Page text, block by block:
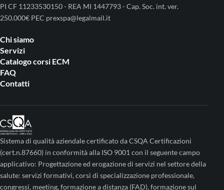
PI CF 11233530150 - REA MI 1447793 - Cap. Soc. int. ver.
250.000€ PEC prexspa@legalmail.it
Chi siamo
Servizi
Catalogo corsi ECM
FAQ
Contatti
Sistema di qualità aziendale certificato da CSQA Certificazioni
(cert.n.87660) in conformità alla ISO 9001 con il seguente campo
applicativo: Progettazione ed erogazione di servizi nel settore della
salute: servizi formativi, corsi di specializzazione professionale,
congressi, meeting, formazione a distanza (FAD), formazione sul